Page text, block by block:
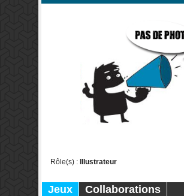
Rôle(s) : Illustrateur
Jeux
Collaborations